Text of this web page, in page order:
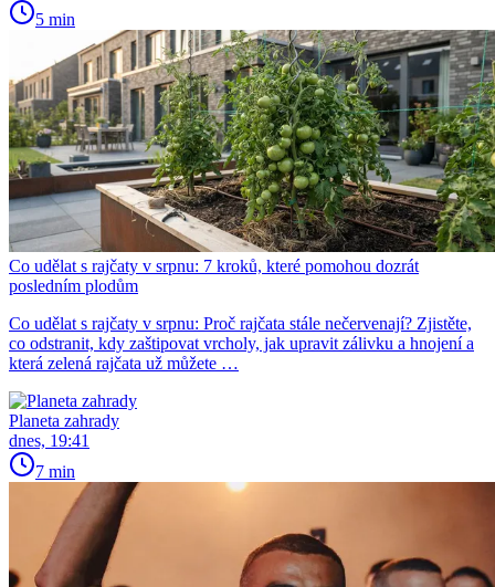
5 min
Co udělat s rajčaty v srpnu: 7 kroků, které pomohou dozrát
posledním plodům
Co udělat s rajčaty v srpnu: Proč rajčata stále nečervenají? Zjistěte,
co odstranit, kdy zaštipovat vrcholy, jak upravit zálivku a hnojení a
která zelená rajčata už můžete …
Planeta zahrady
dnes, 19:41
7 min